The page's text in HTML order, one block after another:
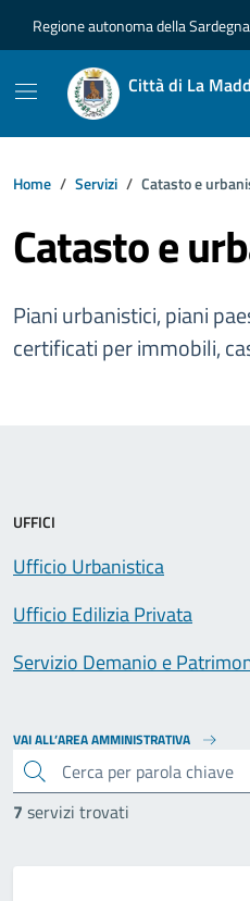
Regione autonoma della Sardegna
Città di La
Home Servizi Catasto e
Catasto e
Piani urbanistici, piani
certificati per immobili,
cerca
7 servizi trovati
UFFICI
Ufficio Urbanistica
Ufficio Edilizia Privata
Servizio Demanio e
VAI ALL’AREA AMMINISTRATIVA